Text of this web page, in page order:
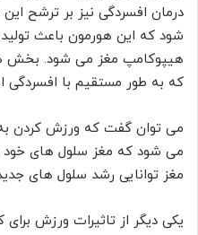
درمان افسردگی نیز بر ترشح
شود که این هورمون باعث
هیپوکامپ مغز می شود. بخش
که به طور مستقیم با افسردگی
می توان گفت که ورزش کردن به
می شود که مغز سلول های خود
مغز توانایی رشد سلول های
یکی دیگر از تاثیرات ورزش